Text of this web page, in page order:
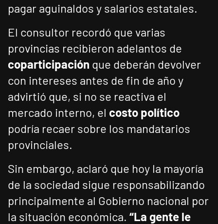
pagar aguinaldos y salarios estatales.
El consultor recordó que varias
provincias recibieron adelantos de
coparticipación que deberán devolver
con intereses antes de fin de año y
advirtió que, si no se reactiva el
mercado interno, el costo político
podría recaer sobre los mandatarios
provinciales.
Sin embargo, aclaró que hoy la mayoría
de la sociedad sigue responsabilizando
principalmente al Gobierno nacional por
la situación económica. “La gente le